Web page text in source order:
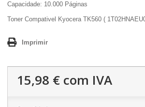
Capacidade: 10.000 Páginas
Toner Compativel Kyocera TK560 (
Imprimir
15,98 € com IVA